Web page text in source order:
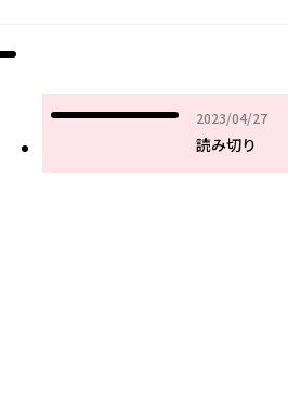
2023/04/27
2023年04月27日
読み切り